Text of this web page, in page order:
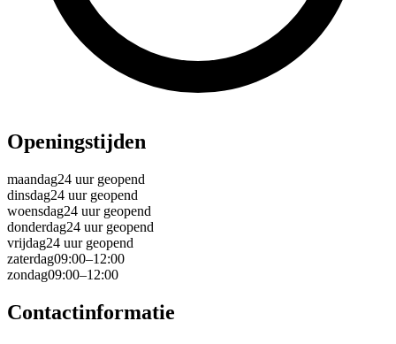
Openingstijden
maandag24 uur geopend
dinsdag24 uur geopend
woensdag24 uur geopend
donderdag24 uur geopend
vrijdag24 uur geopend
zaterdag09:00–12:00
zondag09:00–12:00
Contactinformatie